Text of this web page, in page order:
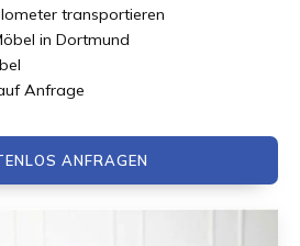
transportieren
in Dortmund
Anfrage
ANFRAGEN